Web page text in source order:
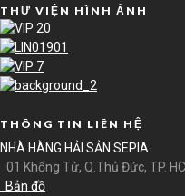
THƯ VIỆN HÌNH ẢNH
THÔNG TIN LIÊN HỆ
NHÀ HÀNG HẢI SẢN SEPIA
01 Khổng Tử, Q.Thủ Đức, TP.
Bản đồ